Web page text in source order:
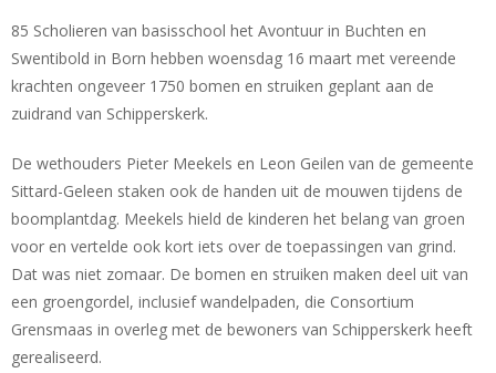
85 Scholieren van basisschool het Avontuur in Buchten en
Swentibold in Born hebben woensdag 16 maart met vereende
krachten ongeveer 1750 bomen en struiken geplant aan de
zuidrand van Schipperskerk.
De wethouders Pieter Meekels en Leon Geilen van de gemeente
Sittard-Geleen staken ook de handen uit de mouwen tijdens de
boomplantdag. Meekels hield de kinderen het belang van groen
voor en vertelde ook kort iets over de toepassingen van grind.
Dat was niet zomaar. De bomen en struiken maken deel uit van
een groengordel, inclusief wandelpaden, die Consortium
Grensmaas in overleg met de bewoners van Schipperskerk heeft
gerealiseerd.